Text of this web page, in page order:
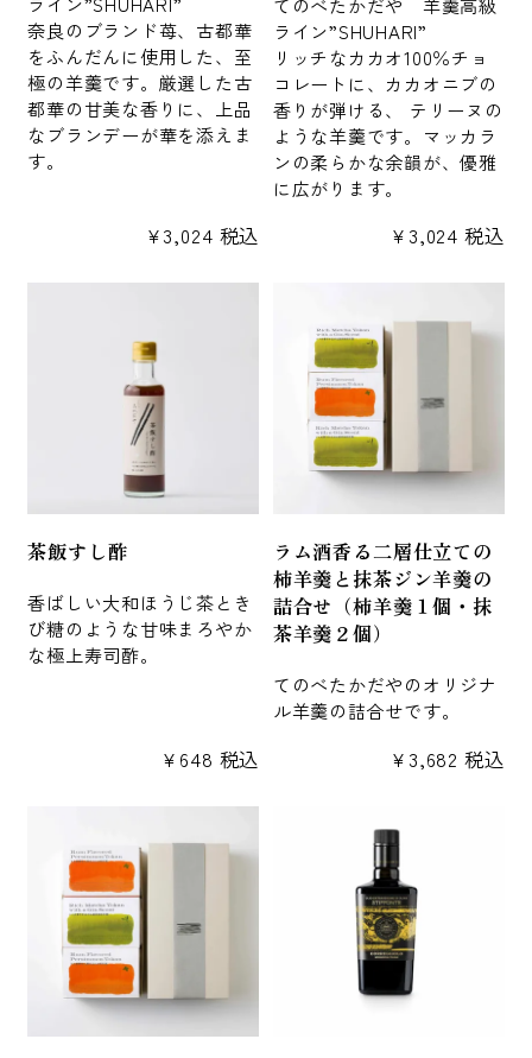
奈良のブランド苺、古都華
をふんだんに使用した、至
極の羊羹です。厳選した古
都華の甘美な香りに、上品
なブランデーが華を添えま
す。
¥3,024 税込
ライン”SHUHARI”
リッチなカカオ100％チョ
コレートに、カカオニブの
香りが弾ける、 テリーヌの
ような羊羹です。マッカラ
ンの柔らかな余韻が、優雅
に広がります。
¥ 3,024 税込
茶飯すし酢
香ばしい大和ほうじ茶とき
び糖のような甘味まろやか
な極上寿司酢。
¥ 648 税込
ラム酒香る二層仕立ての
柿羊羹と抹茶ジン羊羹の
詰合せ（柿羊羹１個・抹
茶羊羹２個）
てのべたかだやのオリジナ
ル羊羹の詰合せです。
¥ 3,682 税込